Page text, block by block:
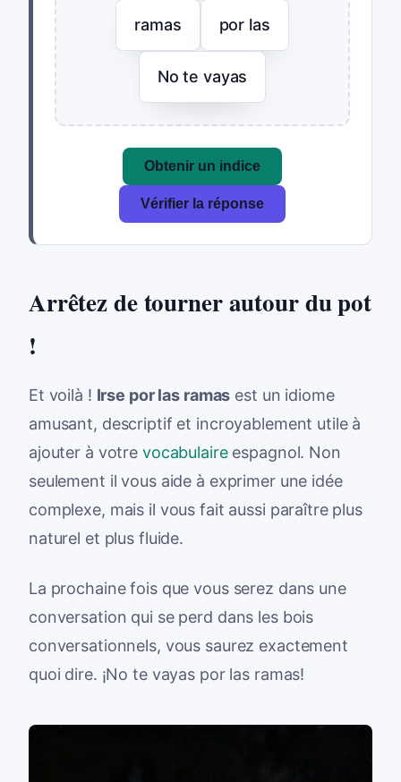
ramas por las
No te vayas
Obtenir un indice
Vérifier la réponse
Arrêtez de tourner autour du pot
!
Et voilà ! Irse por las ramas est un idiome
amusant, descriptif et incroyablement utile à
ajouter à votre vocabulaireespagnol. Non
seulement il vous aide à exprimer une idée
complexe, mais il vous fait aussi paraître plus
naturel et plus fluide.
La prochaine fois que vous serez dans une
conversation qui se perd dans les bois
conversationnels, vous saurez exactement
quoi dire. ¡No te vayas por las ramas!